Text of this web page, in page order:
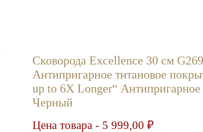
Сковорода Excellence 30 см
Антипригарное титановое
up to 6X Longer“
Черный
Цена товара - 5 999,00₽